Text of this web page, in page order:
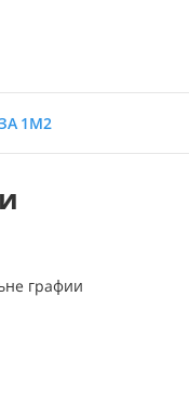
1М2